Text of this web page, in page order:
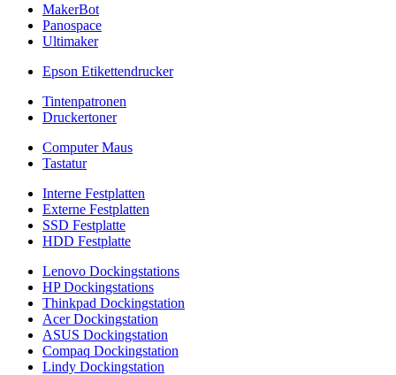
MakerBot
Panospace
Ultimaker
Epson Etikettendrucker
Tintenpatronen
Druckertoner
Computer Maus
Tastatur
Interne Festplatten
Externe Festplatten
SSD Festplatte
HDD Festplatte
Lenovo Dockingstations
HP Dockingstations
Thinkpad Dockingstation
Acer Dockingstation
ASUS Dockingstation
Compaq Dockingstation
Lindy Dockingstation